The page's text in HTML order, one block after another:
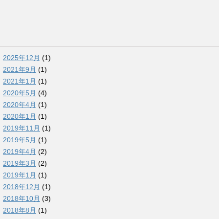
2025年12月 (1)
2021年9月 (1)
2021年1月 (1)
2020年5月 (4)
2020年4月 (1)
2020年1月 (1)
2019年11月 (1)
2019年5月 (1)
2019年4月 (2)
2019年3月 (2)
2019年1月 (1)
2018年12月 (1)
2018年10月 (3)
2018年8月 (1)